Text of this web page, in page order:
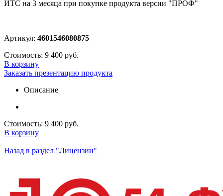
ИТС на 3 месяца при покупке продукта версии "ПРОФ"
Артикул: 4601546080875
Стоимость: 9 400 руб.
В корзину
Заказать презентацию продукта
Описание
Стоимость: 9 400 руб.
В корзину
Назад в раздел "Лицензии"